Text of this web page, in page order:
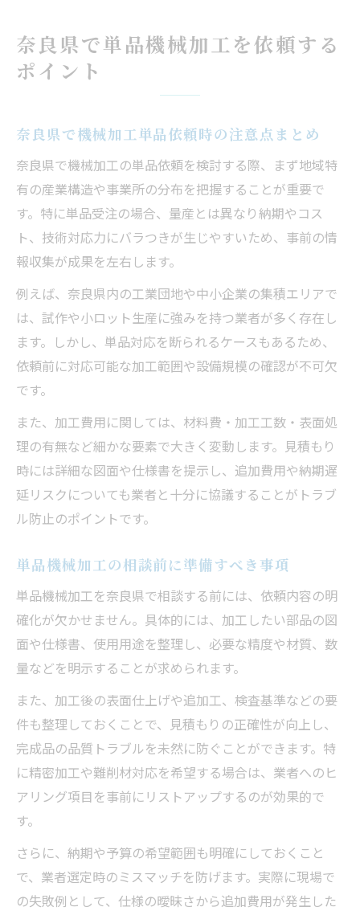
ド
加工費の相場感は奈良県でも重要な指標
単品の機械加工費が決まる主な要素を解説
地域で異なる機械加工費の傾向と特徴
相場情報を活用した加工費の見積もり戦略
機械加工単品の費用交渉ポイントとは
機械加工単品受注で知っておきたい特徴
単品機械加工の納期と柔軟な対応力の重要
性
機械加工単品受注で重視される品質基準と
は
単品対応が得意な機械加工業者の強みを解
単品受注時に注意したい設計データの扱い
方
量産と単品機械加工の違いを押さえるポイ
ント
奈良県内の工業製品と産業構造の強み
奈良県の機械加工業界が支える工業製品と
は
機械加工を活用した奈良県産業の特徴を解
説
奈良県の産業構造と機械加工の関わりを探
主要工業製品から見る奈良県の強みと可能
性
機械加工技術が地域産業に与える影響とは
単品注文の加工費を抑えるための工夫
注文前にできるコストダウンの交渉術とは
最適な素材選びが加工費削減に与える影響
奈良県で単品機械加工を依頼する
ポイント
奈良県で機械加工単品依頼時の注意点まとめ
奈良県で機械加工の単品依頼を検討する際、まず地域特
有の産業構造や事業所の分布を把握することが重要で
す。特に単品受注の場合、量産とは異なり納期やコス
ト、技術対応力にバラつきが生じやすいため、事前の情
報収集が成果を左右します。
例えば、奈良県内の工業団地や中小企業の集積エリアで
は、試作や小ロット生産に強みを持つ業者が多く存在し
ます。しかし、単品対応を断られるケースもあるため、
依頼前に対応可能な加工範囲や設備規模の確認が不可欠
です。
また、加工費用に関しては、材料費・加工工数・表面処
理の有無など細かな要素で大きく変動します。見積もり
時には詳細な図面や仕様書を提示し、追加費用や納期遅
延リスクについても業者と十分に協議することがトラブ
ル防止のポイントです。
単品機械加工の相談前に準備すべき事項
単品機械加工を奈良県で相談する前には、依頼内容の明
確化が欠かせません。具体的には、加工したい部品の図
面や仕様書、使用用途を整理し、必要な精度や材質、数
量などを明示することが求められます。
また、加工後の表面仕上げや追加工、検査基準などの要
件も整理しておくことで、見積もりの正確性が向上し、
完成品の品質トラブルを未然に防ぐことができます。特
に精密加工や難削材対応を希望する場合は、業者へのヒ
アリング項目を事前にリストアップするのが効果的で
す。
さらに、納期や予算の希望範囲も明確にしておくこと
で、業者選定時のミスマッチを防げます。実際に現場で
の失敗例として、仕様の曖昧さから追加費用が発生した